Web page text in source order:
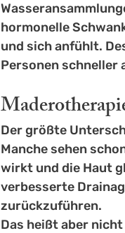
hormonelle
und sich anfühlt.
Personen schneller
Der größte
Manche sehen
wirkt und die Haut
verbesserte
zurückzuführen.
Das heißt aber